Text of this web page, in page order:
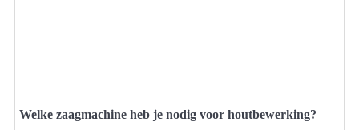
Welke zaagmachine heb je nodig voor houtbewerking?